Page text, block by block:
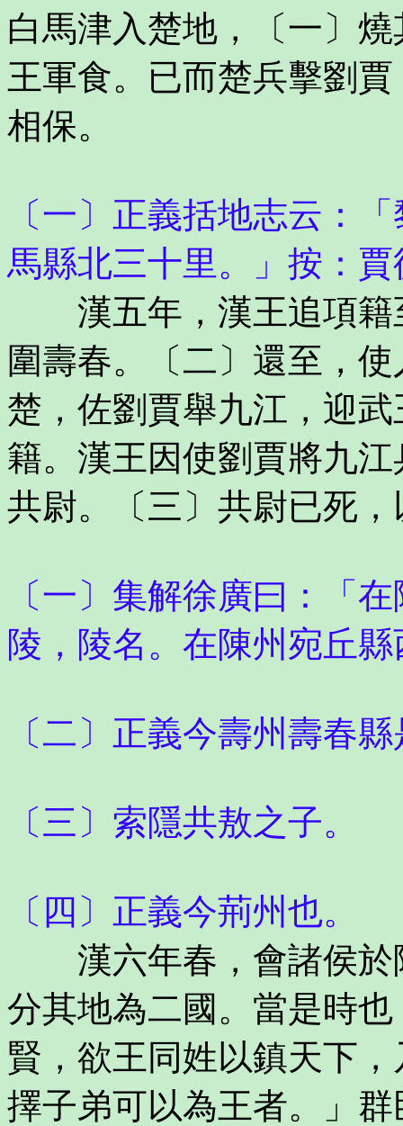
白馬津入楚地，〔一〕
王軍食。已而楚兵擊劉
相保。
〔一〕正義括地志云：
馬縣北三十里。」按：
漢五年，漢王追項籍
圍壽春。〔二〕還至，
楚，佐劉賈舉九江，迎
籍。漢王因使劉賈將九
共尉。〔三〕共尉已死
〔一〕集解徐廣曰：「
陵，陵名。在陳州宛丘
〔二〕正義今壽州壽春
〔三〕索隱共敖之子。
〔四〕正義今荊州也。
漢六年春，會諸侯於
分其地為二國。當是時
賢，欲王同姓以鎮天下
擇子弟可以為王者。」